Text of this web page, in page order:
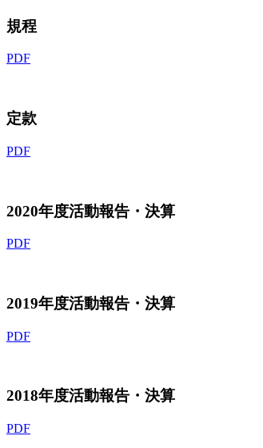
規程
PDF
定款
PDF
2020年度活動報告・決算
PDF
2019年度活動報告・決算
PDF
2018年度活動報告・決算
PDF